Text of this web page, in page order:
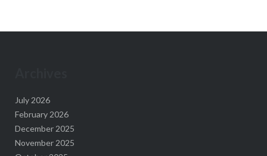
July 2026
February 2026
December 2025
November 2025